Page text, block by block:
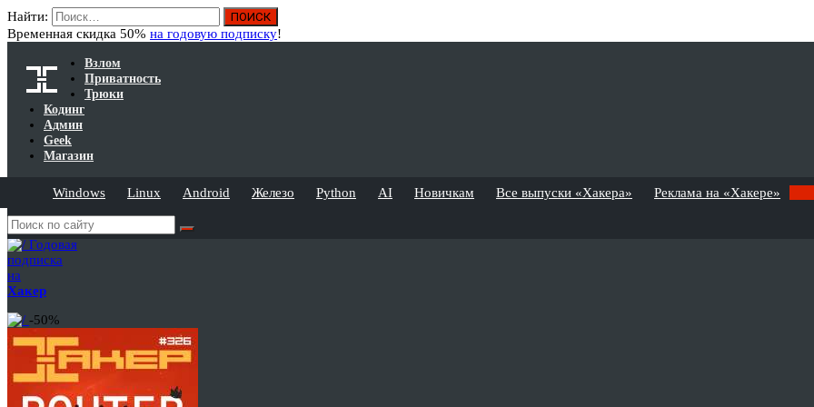
Найти:
Временная скидка 50% на годовую подписку!
Взлом
Приватность
Трюки
Кодинг
Админ
Geek
Магазин
Windows Linux Android Железо Python AI Новичкам Все выпуски «Хакера» Реклама на «Хакере»
Годовая
подписка
на
Хакер
-50%